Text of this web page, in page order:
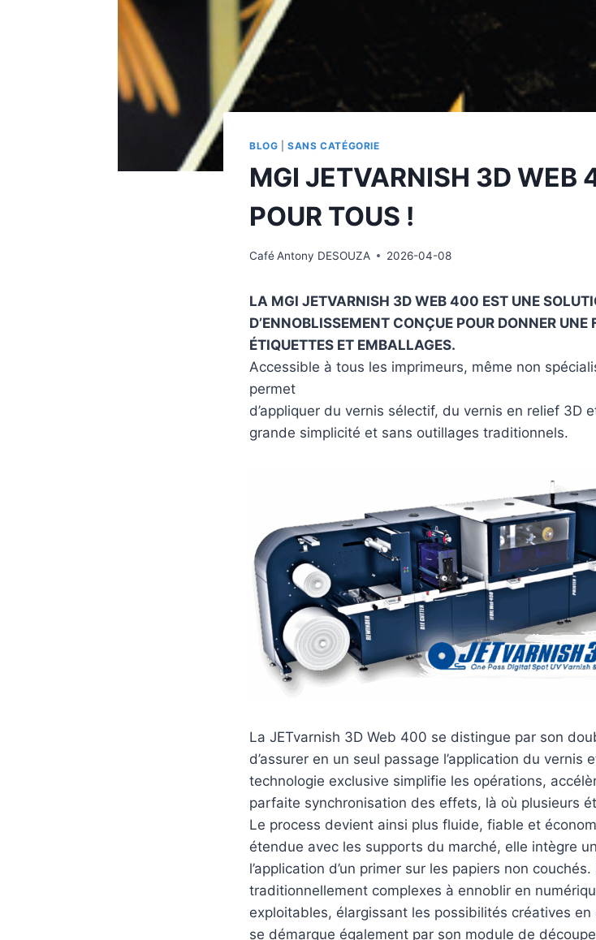
BLOG |SANS CATÉGORIE
MGI JETVARNISH 3D WEB
POUR TOUS !
CaféAntony DESOUZA 2026-04-08
LA MGI JETVARNISH 3D WEB 400 EST UNE
D’ENNOBLISSEMENT CONÇUE POUR DONNER
ÉTIQUETTES ET EMBALLAGES.
Accessible à tous les imprimeurs, même non
permet
d’appliquer du vernis sélectif, du vernis en relief 3D
grande simplicité et sans outillages traditionnels.
La JETvarnish 3D Web 400 se distingue par son
d’assurer en un seul passage l’application du
technologie exclusive simplifie les opérations,
parfaite synchronisation des effets, là où plusieurs
Le process devient ainsi plus fluide, fiable et
étendue avec les supports du marché, elle intègre
l’application d’un primer sur les papiers non
traditionnellement complexes à ennoblir en
exploitables, élargissant les possibilités créatives
se démarque également par son module de